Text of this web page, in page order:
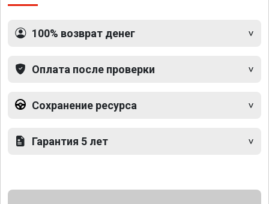
100% возврат денег
Оплата после проверки
Сохранение ресурса
Гарантия 5 лет